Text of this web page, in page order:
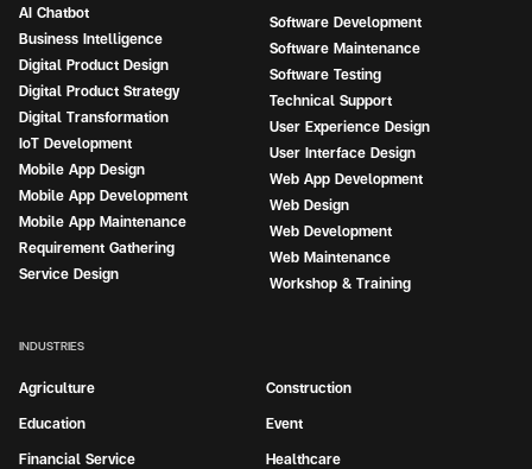
AI Chatbot
Business Intelligence
Digital Product Design
Digital Product Strategy
Digital Transformation
IoT Development
Mobile App Design
Mobile App Development
Mobile App Maintenance
Requirement Gathering
Service Design
Software Development
Software Maintenance
Software Testing
Technical Support
User Experience Design
User Interface Design
Web App Development
Web Design
Web Development
Web Maintenance
Workshop & Training
INDUSTRIES
Agriculture
Construction
Education
Event
Financial Service
Healthcare